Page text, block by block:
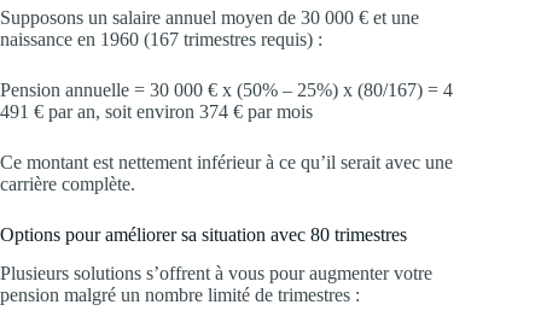
Supposons un salaire annuel moyen de 30 000 € et une
naissance en 1960 (167 trimestres requis) :
Pension annuelle = 30 000 € x (50% – 25%) x (80/167) = 4
491 € par an, soit environ 374 € par mois
Ce montant est nettement inférieur à ce qu’il serait avec une
carrière complète.
Options pour améliorer sa situation avec 80 trimestres
Plusieurs solutions s’offrent à vous pour augmenter votre
pension malgré un nombre limité de trimestres :